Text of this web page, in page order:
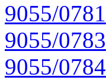
9055/0781
9055/0783
9055/0784